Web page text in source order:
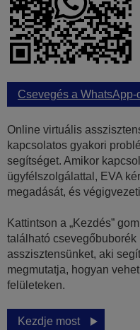
Csevegés a WhatsApp-
Online virtuális
kapcsolatos gyakori
segítséget. Amikor
ügyfélszolgálattal, EVA
megadását, és
Kattintson a „Kezdés”
található
asszisztensünket, aki
megmutatja, hogyan
felületeken.
Kezdje most